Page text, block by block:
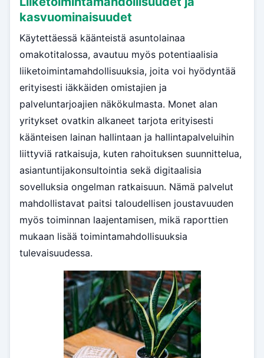
kasvuominaisuudet
Käytettäessä käänteistä asuntolainaa
omakotitalossa, avautuu myös potentiaalisia
liiketoimintamahdollisuuksia, joita voi hyödyntää
erityisesti iäkkäiden omistajien ja
palveluntarjoajien näkökulmasta. Monet alan
yritykset ovatkin alkaneet tarjota erityisesti
käänteisen lainan hallintaan ja hallintapalveluihin
liittyviä ratkaisuja, kuten rahoituksen suunnittelua,
asiantuntijakonsultointia sekä digitaalisia
sovelluksia ongelman ratkaisuun. Nämä palvelut
mahdollistavat paitsi taloudellisen joustavuuden
myös toiminnan laajentamisen, mikä raporttien
mukaan lisää toimintamahdollisuuksia
tulevaisuudessa.